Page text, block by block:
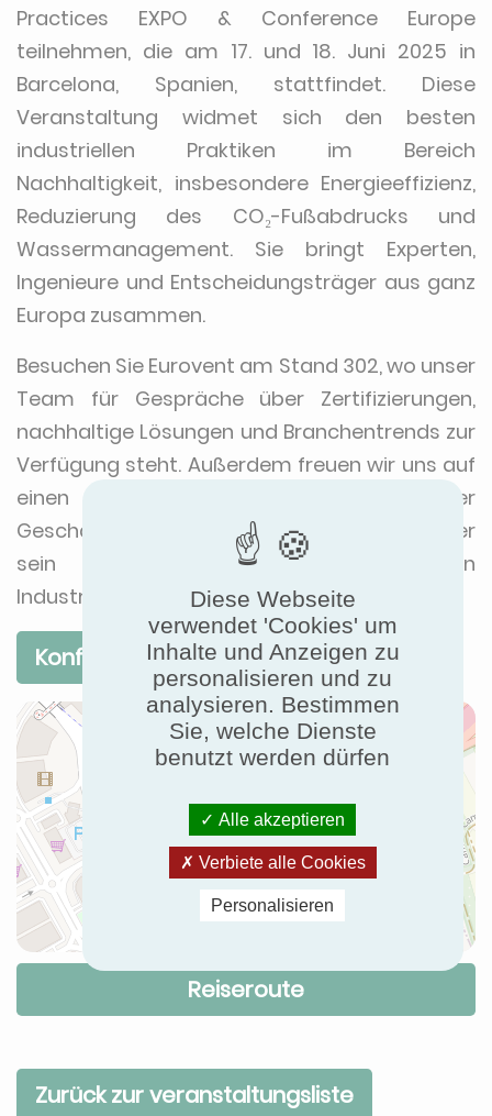
Practices EXPO & Conference Europe
teilnehmen, die am 17. und 18. Juni 2025 in
Barcelona, Spanien, stattfindet. Diese
Veranstaltung widmet sich den besten
industriellen Praktiken im Bereich
Nachhaltigkeit, insbesondere Energieeffizienz,
Reduzierung des CO₂-Fußabdrucks und
Wassermanagement. Sie bringt Experten,
Ingenieure und Entscheidungsträger aus ganz
Europa zusammen.
Besuchen Sie Eurovent am Stand 302, wo unser
Team für Gespräche über Zertifizierungen,
nachhaltige Lösungen und Branchentrends zur
Verfügung steht. Außerdem freuen wir uns auf
einen Vortrag von Ian Butler, Leiter der
Geschäftspartnerschaften bei Eurovent, der
sein Fachwissen zur Energieeffizienz in
Industrieanlagen teilen wird.
Konferenzprogramm
Reiseroute
Zurück zur veranstaltungsliste
Diese Webseite
verwendet 'Cookies' um
Inhalte und Anzeigen zu
personalisieren und zu
analysieren. Bestimmen
Sie, welche Dienste
benutzt werden dürfen
Alle akzeptieren
Verbiete alle Cookies
Personalisieren